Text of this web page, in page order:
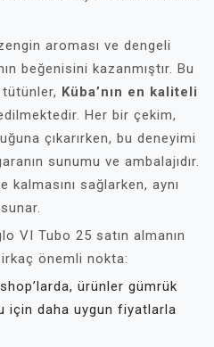
aroması ve dengeli
beğenisini kazanmıştır. Bu
tütünler, Küba’nın en kaliteli
Her bir çekim,
çıkarırken, bu deneyimi
sunumu ve ambalajıdır.
sağlarken, aynı
VI Tubo 25 satın almanın
önemli nokta:
ürünler gümrük
için daha uygun fiyatlarla